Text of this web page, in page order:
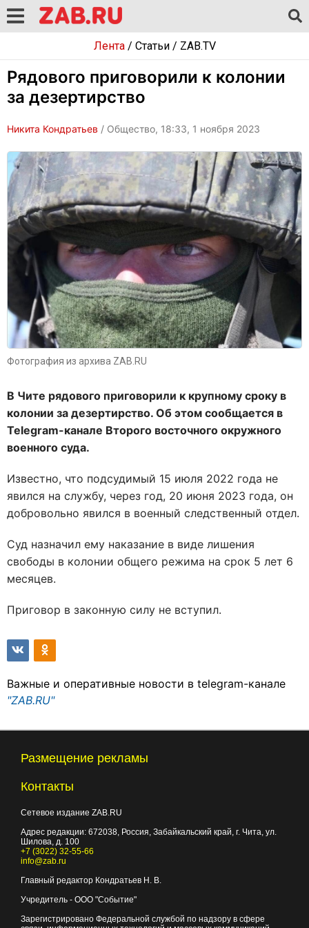
Лента/ Статьи/ ZAB.TV
Рядового приговорили к колонии
за дезертирство
Никита Кондратьев / Общество, 18:33, 1 ноября 2023
Фотография из архива ZAB.RU
В Чите рядового приговорили к крупному сроку в
колонии за дезертирство. Об этом сообщается в
Telegram-канале Второго восточного окружного
военного суда.
Известно, что подсудимый 15 июля 2022 года не
явился на службу, через год, 20 июня 2023 года, он
добровольно явился в военный следственный отдел.
Суд назначил ему наказание в виде лишения
свободы в колонии общего режима на срок 5 лет 6
месяцев.
Приговор в законную силу не вступил.
Важные и оперативные новости в telegram-канале
"ZAB.RU"
Размещение рекламы
Контакты
Сетевое издание ZAB.RU
Адрес редакции: 672038 , Россия, Забайкальский край, г. Чита ул.
Шилова, д. 100
+7 (3022) 32-55-66
info@zab.ru
Главный редактор Кондратьев Н. В.
Учредитель - ООО "Событие"
Зарегистрировано Федеральной службой по надзору в сфере